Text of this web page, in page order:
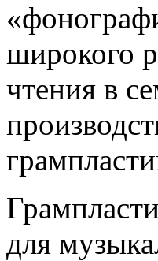
широкого
чтения в
для